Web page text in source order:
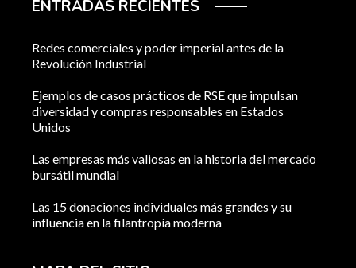
ENTRADAS RECIENTES
Redes comerciales y poder imperial antes de la
Revolución Industrial
Ejemplos de casos prácticos de RSE que impulsan
diversidad y compras responsables en Estados
Unidos
Las empresas más valiosas en la historia del mercado
bursátil mundial
Las 15 donaciones individuales más grandes y su
influencia en la filantropía moderna